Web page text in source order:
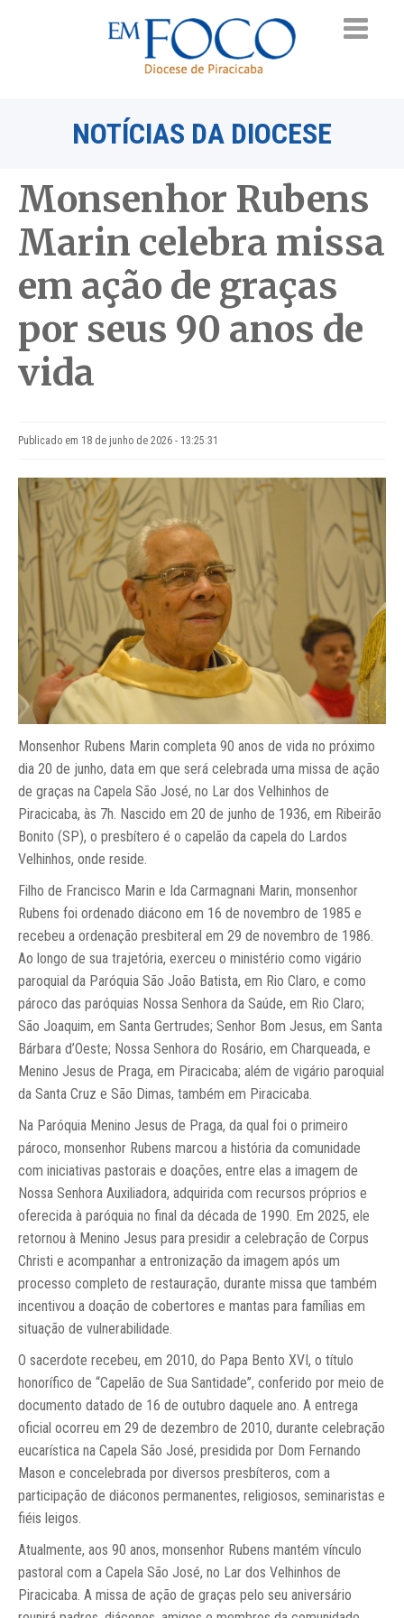
NOTÍCIAS DA DIOCESE
Monsenhor Rubens
Marin celebra missa
em ação de graças
por seus 90 anos de
vida
Publicado em 18 de junho de 2026 - 13:25:31
Monsenhor Rubens Marin completa 90 anos de vida no próximo
dia 20 de junho, data em que será celebrada uma missa de ação
de graças na Capela São José, no Lar dos Velhinhos de
Piracicaba, às 7h. Nascido em 20 de junho de 1936, em Ribeirão
Bonito (SP), o presbítero é o capelão da capela do Lardos
Velhinhos, onde reside.
Filho de Francisco Marin e Ida Carmagnani Marin, monsenhor
Rubens foi ordenado diácono em 16 de novembro de 1985 e
recebeu a ordenação presbiteral em 29 de novembro de 1986.
Ao longo de sua trajetória, exerceu o ministério como vigário
paroquial da Paróquia São João Batista, em Rio Claro, e como
pároco das paróquias Nossa Senhora da Saúde, em Rio Claro;
São Joaquim, em Santa Gertrudes; Senhor Bom Jesus, em Santa
Bárbara d’Oeste; Nossa Senhora do Rosário, em Charqueada, e
Menino Jesus de Praga, em Piracicaba; além de vigário paroquial
da Santa Cruz e São Dimas, também em Piracicaba.
Na Paróquia Menino Jesus de Praga, da qual foi o primeiro
pároco, monsenhor Rubens marcou a história da comunidade
com iniciativas pastorais e doações, entre elas a imagem de
Nossa Senhora Auxiliadora, adquirida com recursos próprios e
oferecida à paróquia no final da década de 1990. Em 2025, ele
retornou à Menino Jesus para presidir a celebração de Corpus
Christi e acompanhar a entronização da imagem após um
processo completo de restauração, durante missa que também
incentivou a doação de cobertores e mantas para famílias em
situação de vulnerabilidade.
O sacerdote recebeu, em 2010, do Papa Bento XVI, o título
honorífico de “Capelão de Sua Santidade”, conferido por meio de
documento datado de 16 de outubro daquele ano. A entrega
oficial ocorreu em 29 de dezembro de 2010, durante celebração
eucarística na Capela São José, presidida por Dom Fernando
Mason e concelebrada por diversos presbíteros, com a
participação de diáconos permanentes, religiosos, seminaristas e
fiéis leigos.
Atualmente, aos 90 anos, monsenhor Rubens mantém vínculo
pastoral com a Capela São José, no Lar dos Velhinhos de
Piracicaba. A missa de ação de graças pelo seu aniversário